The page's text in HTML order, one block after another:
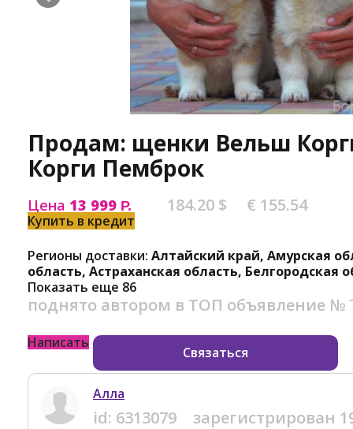
Продам: щенки Вельш
Корги Пемброк
Цена 13 999 Р. 184.20 $ € 155.54
Купить в кредит
Регионы доставки: Алтайский край, Амурская
область, Астраханская область, Белгородская
Показать еще 86
поднято автором в ТОП объявление №
Написать
Связаться
Алла
id: 6313079 зарегистрирован